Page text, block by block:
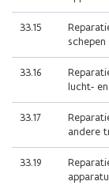
33.15
schepen
33.16
lucht-
33.17
andere
33.19